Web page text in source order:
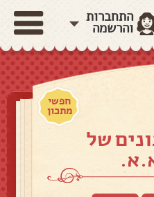
התחברות
והרשמה
חפשי
מתכון
של